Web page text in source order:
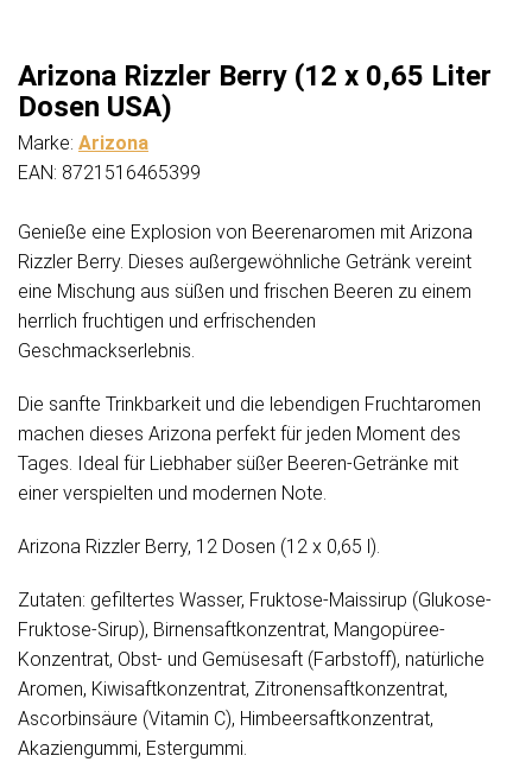
Arizona Rizzler Berry (12 x 0,65 Liter
Dosen USA)
Marke: Arizona
EAN: 8721516465399
Genieße eine Explosion von Beerenaromen mit Arizona
Rizzler Berry. Dieses außergewöhnliche Getränk vereint
eine Mischung aus süßen und frischen Beeren zu einem
herrlich fruchtigen und erfrischenden
Geschmackserlebnis.
Die sanfte Trinkbarkeit und die lebendigen Fruchtaromen
machen dieses Arizona perfekt für jeden Moment des
Tages. Ideal für Liebhaber süßer Beeren-Getränke mit
einer verspielten und modernen Note.
Arizona Rizzler Berry, 12 Dosen (12 x 0,65 l).
Zutaten: gefiltertes Wasser, Fruktose-Maissirup (Glukose-
Fruktose-Sirup), Birnensaftkonzentrat, Mangopüree-
Konzentrat, Obst- und Gemüsesaft (Farbstoff), natürliche
Aromen, Kiwisaftkonzentrat, Zitronensaftkonzentrat,
Ascorbinsäure (Vitamin C), Himbeersaftkonzentrat,
Akaziengummi, Estergummi.